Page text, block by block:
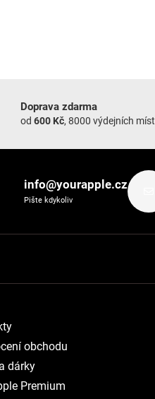
Doprava zdarma
od 600 Kč, 8000 výdejních míst
info@yourapple.cz
Pište kdykoliv
obchodu
dárky
Premium